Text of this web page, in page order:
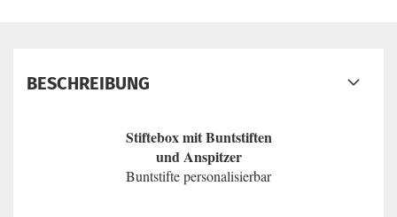
BESCHREIBUNG
Stiftebox mit Buntstiften
und Anspitzer
Buntstifte personalisierbar